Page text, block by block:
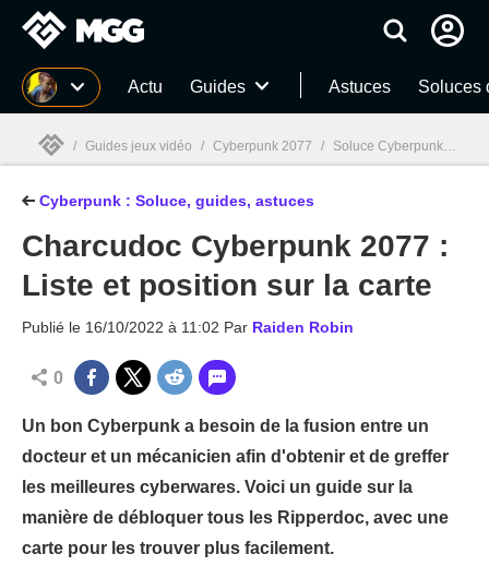
MGG Actu Guides Astuces Soluces
MGG
/ Guides jeux vidéo / Cyberpunk 2077 / Soluce Cyberpunk 2077 : Tous nos guides et astuces
Cyberpunk : Soluce, guides, astuces
Charcudoc Cyberpunk 2077 :
Liste et position sur la carte
Publié le 16/10/2022 à 11:02 Par Raiden Robin
0
Un bon Cyberpunk a besoin de la fusion entre un
docteur et un mécanicien afin d'obtenir et de greffer
les meilleures cyberwares. Voici un guide sur la
manière de débloquer tous les Ripperdoc, avec une
carte pour les trouver plus facilement.